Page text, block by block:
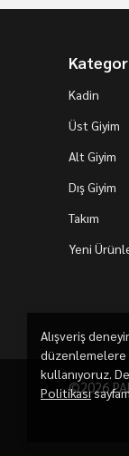
Alışveriş
kullanıyoruz.
Politikası
Kadin
Üst Giyim
Alt Giyim
Dış Giyim
Takım
Yeni
©2026